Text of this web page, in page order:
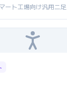
ート工場向け汎用二